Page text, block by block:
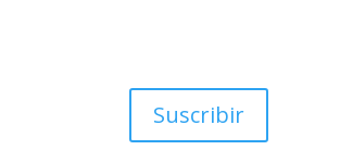
Suscribir